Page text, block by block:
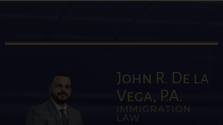
John R. De la
Vega, P.A.
IMMIGRATION
LAW